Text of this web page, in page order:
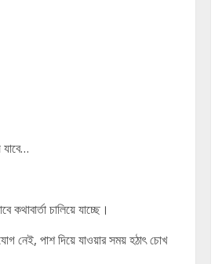
চালিয়ে যাচ্ছে।
পাশ দিয়ে যাওয়ার সময় হঠাৎ চোখ